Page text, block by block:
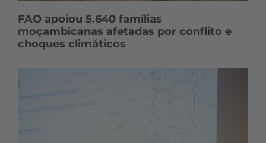
FAO apoiou 5.640 famílias
moçambicanas afetadas por conflito e
choques climáticos